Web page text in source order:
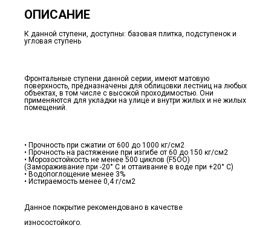
ОПИСАНИЕ
К данной ступени, доступны: базовая плитка, подступенок и
угловая ступень
Фронтальные ступени данной серии, имеют матовую
поверхность, предназначены для облицовки лестниц на любых
объектах, в том числе с высокой проходимостью. Они
применяются для укладки на улице и внутри жилых и не жилых
помещений.
• Прочность при сжатии от 600 до 1000 кг/см2
• Прочность на растяжение при изгибе от 60 до 150 кг/см2
• Морозостойкость не менее 500 циклов (F5ОО)
(Замораживание при -20° С и оттаивание в воде при +20° С)
• Водопоглощение менее 3%
• Истираемость менее 0,4 г/см2
Данное покрытие рекомендовано в качестве
износостойкого.